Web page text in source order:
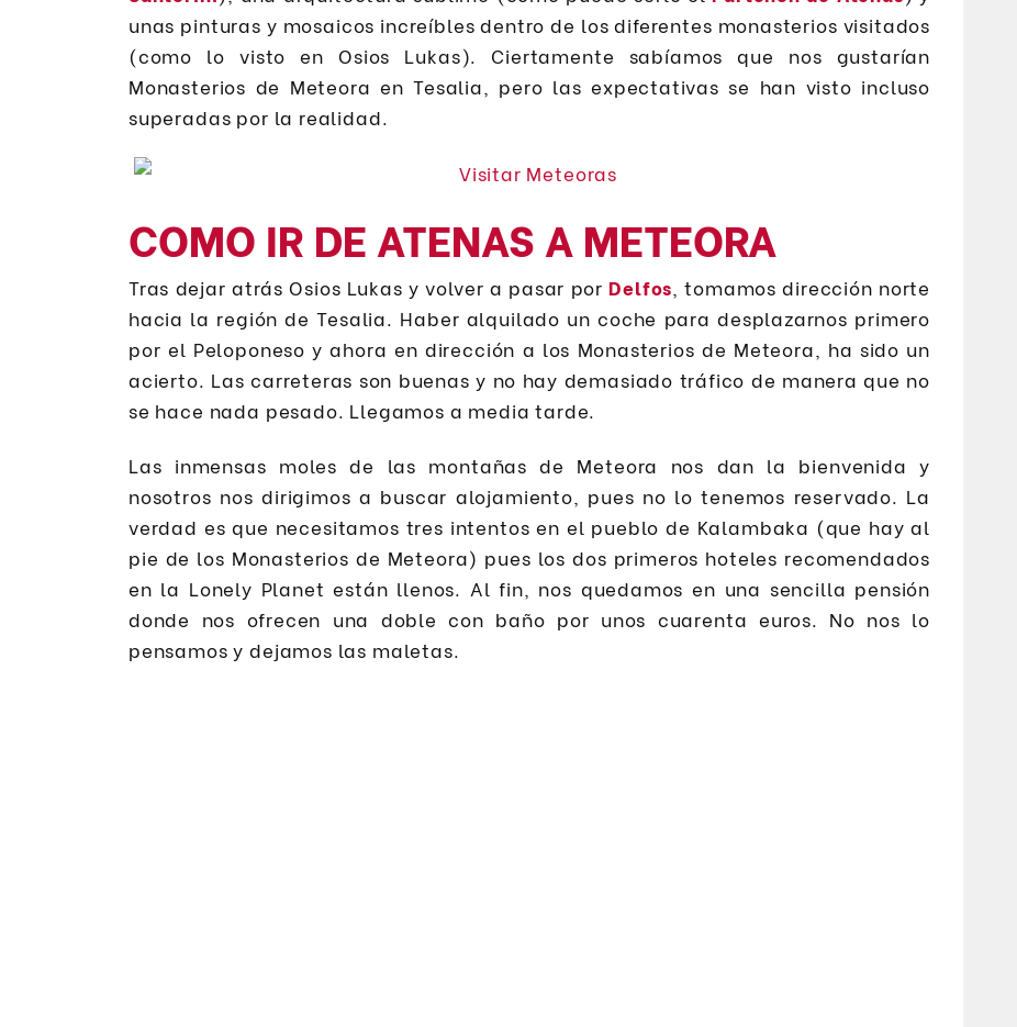
unas pinturas y mosaicos increíbles dentro de los diferentes monasterios visitados
(como lo visto en Osios Lukas). Ciertamente sabíamos que nos gustarían
Monasterios de Meteora en Tesalia, pero las expectativas se han visto incluso
superadas por la realidad.
COMO IR DE ATENAS A METEORA
Tras dejar atrás Osios Lukas y volver a pasar porDelfos , tomamos dirección norte
hacia la región de Tesalia. Haber alquilado un coche para desplazarnos primero
por el Peloponeso y ahora en dirección a los Monasterios de Meteora, ha sido un
acierto. Las carreteras son buenas y no hay demasiado tráfico de manera que no
se hace nada pesado. Llegamos a media tarde.
Las inmensas moles de las montañas de Meteora nos dan la bienvenida y
nosotros nos dirigimos a buscar alojamiento, pues no lo tenemos reservado. La
verdad es que necesitamos tres intentos en el pueblo de Kalambaka (que hay al
pie de los Monasterios de Meteora) pues los dos primeros hoteles recomendados
en la Lonely Planet están llenos. Al fin, nos quedamos en una sencilla pensión
donde nos ofrecen una doble con baño por unos cuarenta euros. No nos lo
pensamos y dejamos las maletas.